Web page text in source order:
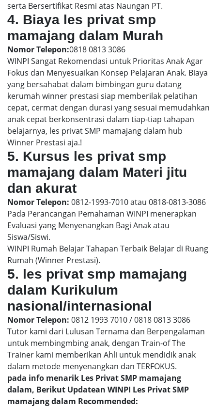
serta Bersertifikat Resmi atas Naungan PT.
4. Biaya les privat smp
mamajang dalam Murah
Nomor Telepon:0818 0813 3086
WINPI Sangat Rekomendasi untuk Prioritas Anak Agar
Fokus dan Menyesuaikan Konsep Pelajaran Anak. Biaya
yang bersahabat dalam bimbingan guru datang
kerumah winner prestasi siap memberilak pelatihan
cepat, cermat dengan durasi yang sesuai memudahkan
anak cepat berkonsentrasi dalam tiap-tiap tahapan
belajarnya, les privat SMP mamajang dalam hub
Winner Prestasi aja.!
5. Kursus les privat smp
mamajang dalam Materi jitu
dan akurat
Nomor Telepon: 0812-1993-7010 atau 0818-0813-3086
Pada Perancangan Pemahaman WINPI menerapkan
Evaluasi yang Menyenangkan Bagi Anak atau
Siswa/Siswi.
WINPI Rumah Belajar Tahapan Terbaik Belajar di Ruang
Rumah (Winner Prestasi).
5. les privat smp mamajang
dalam Kurikulum
nasional/internasional
Nomor Telepon: 0812 1993 7010 / 0818 0813 3086
Tutor kami dari Lulusan Ternama dan Berpengalaman
untuk membingmbing anak, dengan Train-of The
Trainer kami memberikan Ahli untuk mendidik anak
dalam metode menyenangkan dan TERFOKUS.
pada info menarik Les Privat SMP mamajang
dalam, Berikut Updatean WINPI Les Privat SMP
mamajang dalam Recommended: